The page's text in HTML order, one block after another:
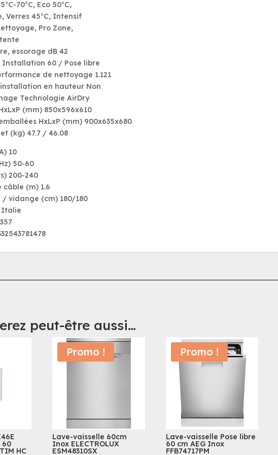
70°C, Eco 50°C,
Verres 45°C, Intensif
Pro Zone,
essorage dB 42
60 / Pose libre
de nettoyage 1.121
en hauteur Non
Technologie AirDry
(mm) 850x596x610
HxLxP (mm) 900x635x680
(kg) 47.7 / 46.08
10
50-60
200-240
câble (m) 1.6
/ vidange (cm) 180/180
Italie
peut-être aussi…
60
HC
Promo !
Lave-vaisselle 60cm
Inox ELECTROLUX
ESM48310SX
Promo !
Lave-vaisselle Pose libre
60 cm AEG Inox
FFB74717PM